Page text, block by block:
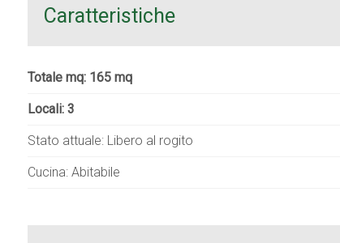
Caratteristiche
Totale mq: 165 mq
Locali: 3
Stato attuale: Libero al rogito
Cucina: Abitabile